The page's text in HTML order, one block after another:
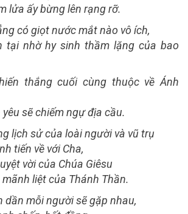
lửa ấy bừng lên rạng rỡ.
có giọt nước mắt nào vô ích,
tại nhờ hy sinh thầm lặng của bao
thắng cuối cùng thuộc về Ánh
sẽ chiếm ngự địa cầu.
lịch sử của loài người và vũ trụ
tiến về với Cha,
vời của Chúa Giêsu
liệt của Thánh Thần.
dần mỗi người sẽ gặp nhau,